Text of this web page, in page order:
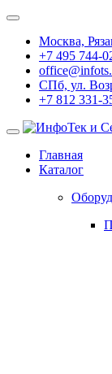
Москва,
+7 495 744-
СПб, ул.
+7 812 331-
Главная
Каталог